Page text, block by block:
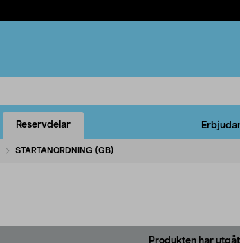
Reservdelar
STARTANORDNING (GB)
Produkten har